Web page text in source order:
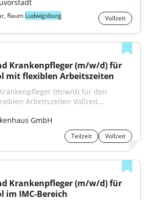
Raum Ludwigsburg Vollzeit
Krankenpfleger (m/w/d) für
mit flexiblen Arbeitszeiten
(m/w/d) für den
Arbeitszeiten Vollzeit...
GmbH
Teilzeit Vollzeit
Krankenpfleger (m/w/d) für
im IMC-Bereich